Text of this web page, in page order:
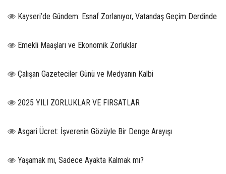
Kayseri’de Gündem: Esnaf Zorlanıyor, Vatandaş Geçim Derdinde
Emekli Maaşları ve Ekonomik Zorluklar
Çalışan Gazeteciler Günü ve Medyanın Kalbi
2025 YILI ZORLUKLAR VE FIRSATLAR
Asgari Ücret: İşverenin Gözüyle Bir Denge Arayışı
Yaşamak mı, Sadece Ayakta Kalmak mı?